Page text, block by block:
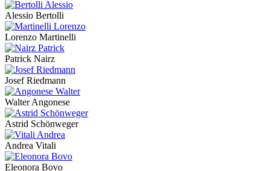
Alessio Bertolli
Lorenzo Martinelli
Patrick Nairz
Josef Riedmann
Walter Angonese
Astrid Schönweger
Andrea Vitali
Eleonora Bovo